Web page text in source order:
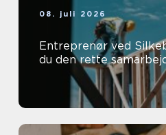
08. juli 2026
Entreprenør ved
du den rette